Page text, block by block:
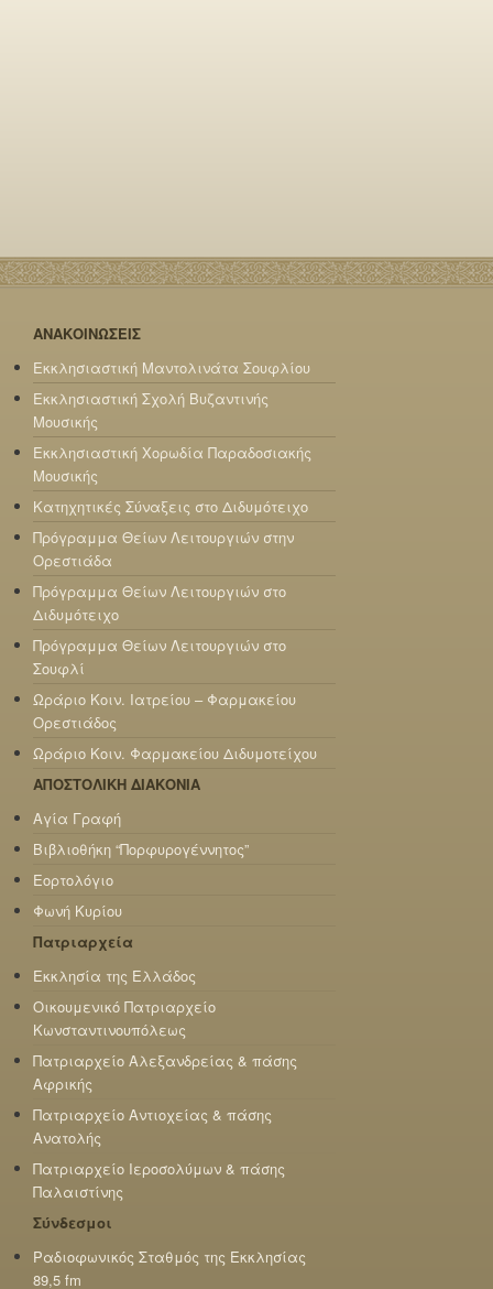
ΑΝΑΚΟΙΝΩΣΕΙΣ
Εκκλησιαστική Μαντολινάτα Σουφλίου
Εκκλησιαστική Σχολή Βυζαντινής
Μουσικής
Εκκλησιαστική Χορωδία Παραδοσιακής
Μουσικής
Κατηχητικές Σύναξεις στο Διδυμότειχο
Πρόγραμμα Θείων Λειτουργιών στην
Ορεστιάδα
Πρόγραμμα Θείων Λειτουργιών στο
Διδυμότειχο
Πρόγραμμα Θείων Λειτουργιών στο
Σουφλί
Ωράριο Κοιν. Ιατρείου – Φαρμακείου
Ορεστιάδος
Ωράριο Κοιν. Φαρμακείου Διδυμοτείχου
ΑΠΟΣΤΟΛΙΚΗ ΔΙΑΚΟΝΙΑ
Αγία Γραφή
Βιβλιοθήκη “Πορφυρογέννητος”
Εορτολόγιο
Φωνή Κυρίου
Πατριαρχεία
Εκκλησία της Ελλάδος
Οικουμενικό Πατριαρχείο
Κωνσταντινουπόλεως
Πατριαρχείο Αλεξανδρείας & πάσης
Αφρικής
Πατριαρχείο Αντιοχείας & πάσης
Ανατολής
Πατριαρχείο Ιεροσολύμων & πάσης
Παλαιστίνης
Σύνδεσμοι
Ραδιοφωνικός Σταθμός της Εκκλησίας
89,5 fm